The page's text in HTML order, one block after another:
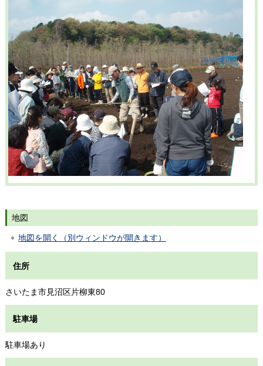
地図
地図を開く（別ウィンドウが開きます）
住所
さいたま市見沼区片柳東80
駐車場
駐車場あり